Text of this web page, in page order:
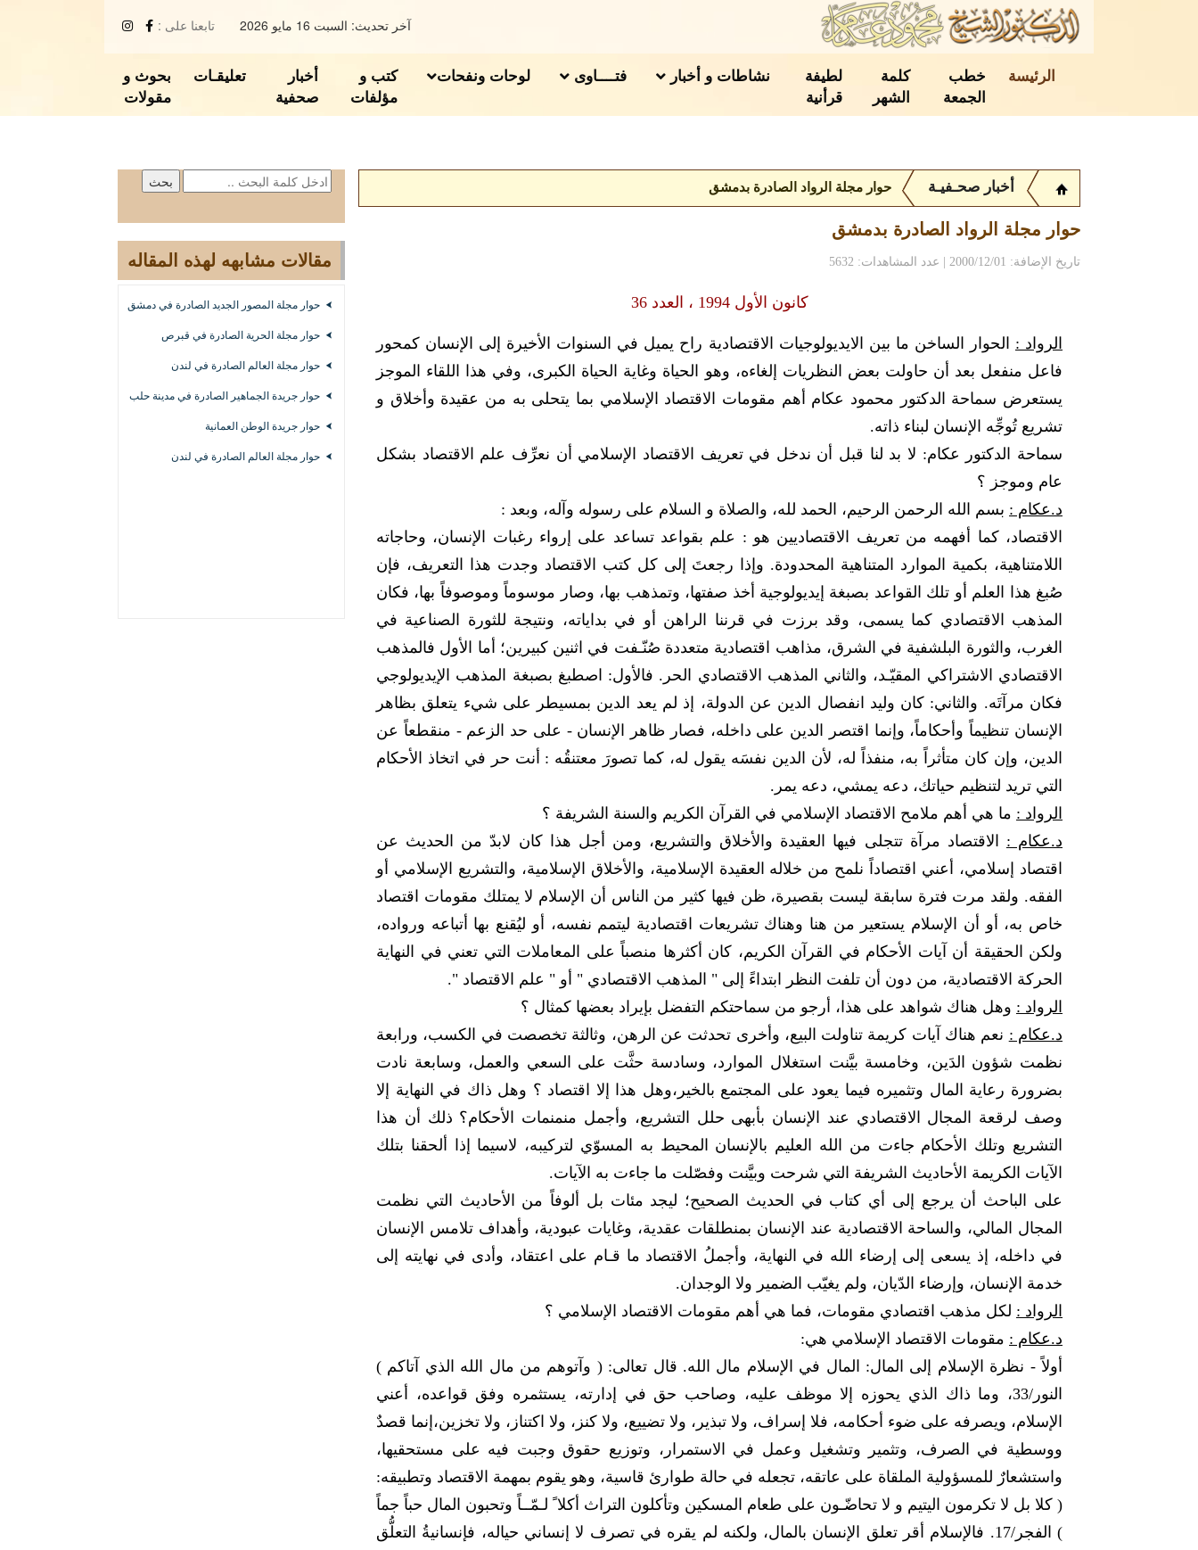
آخر تحديث: السبت 16 مايو 2026 تابعنا على :
الرئيسة
خطب
الجمعة
كلمة
الشهر
لطيفة
قرأنية
نشاطات و أخبار فتــــاوى لوحات ونفحات
كتب و
مؤلفات
أخبار
صحفية
تعليقـات
بحوث و
مقولات
أخبار صحـفيـة حوار مجلة الرواد الصادرة بدمشق
حوار مجلة الرواد الصادرة بدمشق
تاريخ الإضافة: 2000/12/01 | عدد المشاهدات: 5632
كانون الأول 1994 ، العدد 36
الرواد : الحوار الساخن ما بين الايديولوجيات الاقتصادية راح يميل في السنوات الأخيرة إلى الإنسان كمحور
فاعل منفعل بعد أن حاولت بعض النظريات إلغاءه، وهو الحياة وغاية الحياة الكبرى، وفي هذا اللقاء الموجز
يستعرض سماحة الدكتور محمود عكام أهم مقومات الاقتصاد الإسلامي بما يتحلى به من عقيدة وأخلاق و
تشريع تُوجِّه الإنسان لبناء ذاته.
سماحة الدكتور عكام: لا بد لنا قبل أن ندخل في تعريف الاقتصاد الإسلامي أن نعرِّف علم الاقتصاد بشكل
عام وموجز ؟
د.عكام : بسم الله الرحمن الرحيم، الحمد لله، والصلاة و السلام على رسوله وآله، وبعد :
الاقتصاد، كما أفهمه من تعريف الاقتصاديين هو : علم بقواعد تساعد على إرواء رغبات الإنسان، وحاجاته
اللامتناهية، بكمية الموارد المتناهية المحدودة. وإذا رجعتَ إلى كل كتب الاقتصاد وجدت هذا التعريف، فإن
صُبغ هذا العلم أو تلك القواعد بصبغة إيديولوجية أخذ صفتها، وتمذهب بها، وصار موسوماً وموصوفاً بها، فكان
المذهب الاقتصادي كما يسمى، وقد برزت في قرننا الراهن أو في بداياته، ونتيجة للثورة الصناعية في
الغرب، والثورة البلشفية في الشرق، مذاهب اقتصادية متعددة صُنّـفت في اثنين كبيرين؛ أما الأول فالمذهب
الاقتصادي الاشتراكي المقيّـد، والثاني المذهب الاقتصادي الحر. فالأول: اصطبغ بصبغة المذهب الإيديولوجي
فكان مرآتَه. والثاني: كان وليد انفصال الدين عن الدولة، إذ لم يعد الدين بمسيطر على شيء يتعلق بظاهر
الإنسان تنظيماً وأحكاماً، وإنما اقتصر الدين على داخله، فصار ظاهر الإنسان - على حد الزعم - منقطعاً عن
الدين، وإن كان متأثراً به، منفذاً له، لأن الدين نفسَه يقول له، كما تصورَ معتنقُه : أنت حر في اتخاذ الأحكام
التي تريد لتنظيم حياتك، دعه يمشي، دعه يمر.
الرواد : ما هي أهم ملامح الاقتصاد الإسلامي في القرآن الكريم والسنة الشريفة ؟
د.عكام : الاقتصاد مرآة تتجلى فيها العقيدة والأخلاق والتشريع، ومن أجل هذا كان لابدّ من الحديث عن
اقتصاد إسلامي، أعني اقتصاداً نلمح من خلاله العقيدة الإسلامية، والأخلاق الإسلامية، والتشريع الإسلامي أو
الفقه. ولقد مرت فترة سابقة ليست بقصيرة، ظن فيها كثير من الناس أن الإسلام لا يمتلك مقومات اقتصاد
خاص به، أو أن الإسلام يستعير من هنا وهناك تشريعات اقتصادية ليتمم نفسه، أو ليُقنع بها أتباعه ورواده،
ولكن الحقيقة أن آيات الأحكام في القرآن الكريم، كان أكثرها منصباً على المعاملات التي تعني في النهاية
الحركة الاقتصادية، من دون أن تلفت النظر ابتداءً إلى " المذهب الاقتصادي " أو " علم الاقتصاد ".
الرواد : وهل هناك شواهد على هذا، أرجو من سماحتكم التفضل بإيراد بعضها كمثال ؟
د.عكام : نعم هناك آيات كريمة تناولت البيع، وأخرى تحدثت عن الرهن، وثالثة تخصصت في الكسب، ورابعة
نظمت شؤون الدَين، وخامسة بيَّنت استغلال الموارد، وسادسة حثَّت على السعي والعمل، وسابعة نادت
بضرورة رعاية المال وتثميره فيما يعود على المجتمع بالخير،وهل هذا إلا اقتصاد ؟ وهل ذاك في النهاية إلا
وصف لرقعة المجال الاقتصادي عند الإنسان بأبهى حلل التشريع، وأجمل منمنمات الأحكام؟ ذلك أن هذا
التشريع وتلك الأحكام جاءت من الله العليم بالإنسان المحيط به المسوّي لتركيبه، لاسيما إذا ألحقنا بتلك
الآيات الكريمة الأحاديث الشريفة التي شرحت وبيَّنت وفصّلت ما جاءت به الآيات.
على الباحث أن يرجع إلى أي كتاب في الحديث الصحيح؛ ليجد مئات بل ألوفاً من الأحاديث التي نظمت
المجال المالي، والساحة الاقتصادية عند الإنسان بمنطلقات عقدية، وغايات عبودية، وأهداف تلامس الإنسان
في داخله، إذ يسعى إلى إرضاء الله في النهاية، وأجملُ الاقتصاد ما قـام على اعتقاد، وأدى في نهايته إلى
خدمة الإنسان، وإرضاء الدّيان، ولم يغيّب الضمير ولا الوجدان.
الرواد : لكل مذهب اقتصادي مقومات، فما هي أهم مقومات الاقتصاد الإسلامي ؟
د.عكام : مقومات الاقتصاد الإسلامي هي:
أولاً - نظرة الإسلام إلى المال: المال في الإسلام مال الله. قال تعالى: ( وآتوهم من مال الله الذي آتاكم )
النور/33، وما ذاك الذي يحوزه إلا موظف عليه، وصاحب حق في إدارته، يستثمره وفق قواعده، أعني
الإسلام، ويصرفه على ضوء أحكامه، فلا إسراف، ولا تبذير، ولا تضييع، ولا كنز، ولا اكتناز، ولا تخزين،إنما قصدٌ
ووسطية في الصرف، وتثمير وتشغيل وعمل في الاستمرار، وتوزيع حقوق وجبت فيه على مستحقيها،
واستشعارٌ للمسؤولية الملقاة على عاتقه، تجعله في حالة طوارئ قاسية، وهو يقوم بمهمة الاقتصاد وتطبيقه:
( كلا بل لا تكرمون اليتيم و لا تحاضّـون على طعام المسكين وتأكلون التراث أكلا ً لـمّــاً وتحبون المال حباً جماً
) الفجر/17. فالإسلام أقر تعلق الإنسان بالمال، ولكنه لم يقره في تصرف لا إنساني حياله، فإنسانيةُ التعلُّق
مقالات مشابهه لهذه المقاله
حوار مجلة المصور الجديد الصادرة في دمشق
حوار مجلة الحرية الصادرة في قبرص
حوار مجلة العالم الصادرة في لندن
حوار جريدة الجماهير الصادرة في مدينة حلب
حوار جريدة الوطن العمانية
حوار مجلة العالم الصادرة في لندن